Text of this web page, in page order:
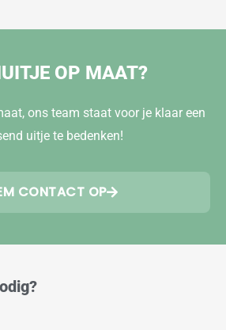
OP MAAT?
ons team staat voor je klaar een
uitje te bedenken!
CONTACT OP